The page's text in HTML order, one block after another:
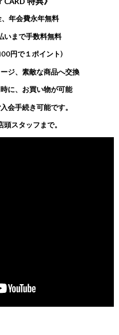
年会費永年無料
いまで手数料無料
円で１ポイント)
ジ、素敵な商品へ交換
に、お買い物が可能
会手続き可能です。
スタッフまで。